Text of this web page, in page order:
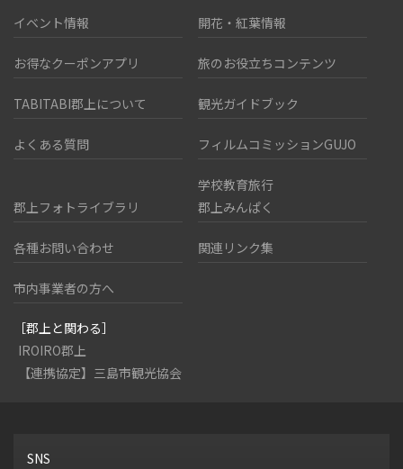
イベント情報 開花・紅葉情報
お得なクーポンアプリ 旅のお役立ちコンテンツ
TABITABI郡上について 観光ガイドブック
よくある質問 フィルムコミッションGUJO
郡上フォトライブラリ
学校教育旅行
郡上みんぱく
各種お問い合わせ 関連リンク集
市内事業者の方へ
［郡上と関わる］
IROIRO郡上
【連携協定】三島市観光協会
SNS